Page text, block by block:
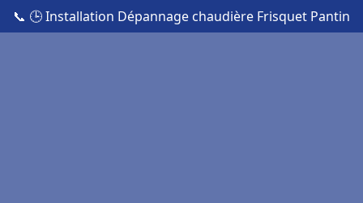
📞 🕒 Installation Dépannage chaudière Frisquet Pantin